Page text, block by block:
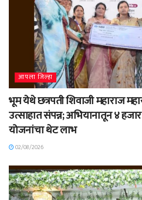
आपला जिल्हा
भूम येथे छत्रपती शिवाजी महाराज
उत्साहात संपन्न; अभियानातून ४
योजनांचा थेट लाभ
02/08/2026